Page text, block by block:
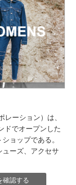
ーション）は、
ドでオープンした
ョップである。
ューズ、アクセサ
確認する